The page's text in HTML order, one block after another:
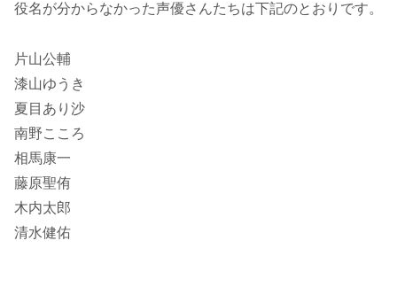
役名が分からなかった声優さんたちは下記のとおりです。
片山公輔
漆山ゆうき
夏目あり沙
南野こころ
相馬康一
藤原聖侑
木内太郎
清水健佑